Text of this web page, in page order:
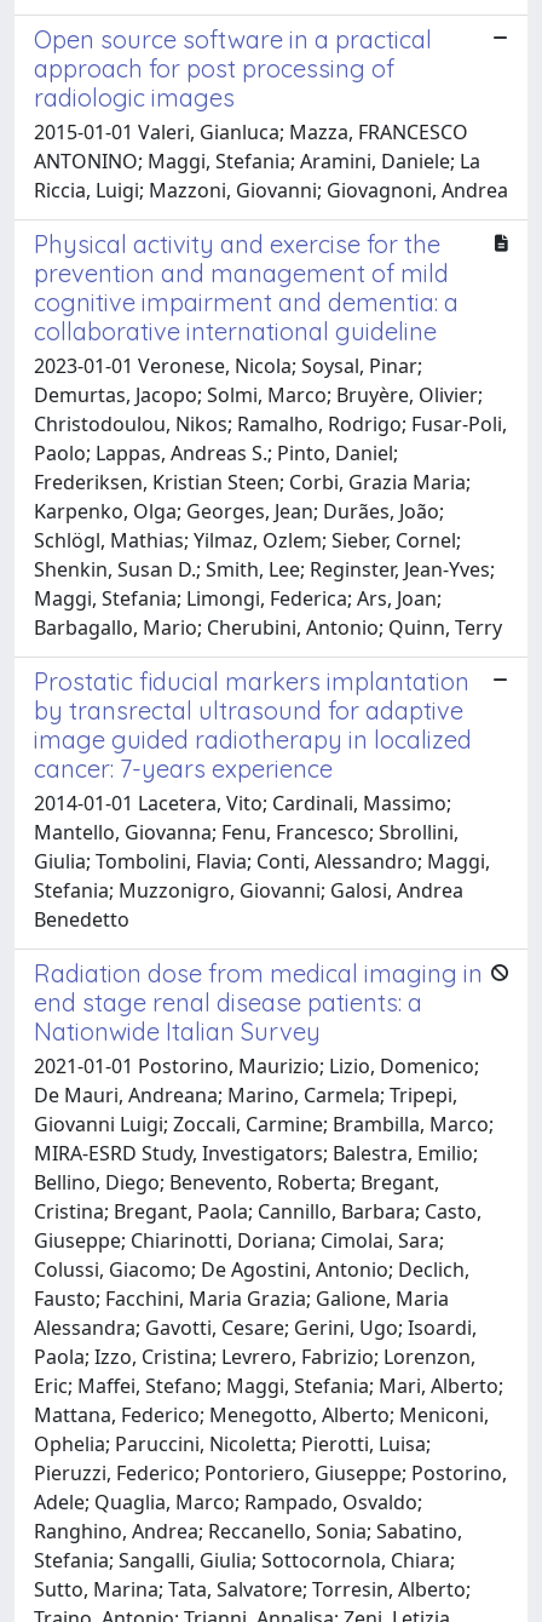
Open source software in a practical
approach for post processing of
radiologic images
2015-01-01 Valeri, Gianluca; Mazza, FRANCESCO
ANTONINO; Maggi, Stefania; Aramini, Daniele; La
Riccia, Luigi; Mazzoni, Giovanni; Giovagnoni, Andrea
Physical activity and exercise for the
prevention and management of mild
cognitive impairment and dementia: a
collaborative international guideline
2023-01-01 Veronese, Nicola; Soysal, Pinar;
Demurtas, Jacopo; Solmi, Marco; Bruyère, Olivier;
Christodoulou, Nikos; Ramalho, Rodrigo; Fusar-Poli,
Paolo; Lappas, Andreas S.; Pinto, Daniel;
Frederiksen, Kristian Steen; Corbi, Grazia Maria;
Karpenko, Olga; Georges, Jean; Durães, João;
Schlögl, Mathias; Yilmaz, Ozlem; Sieber, Cornel;
Shenkin, Susan D.; Smith, Lee; Reginster, Jean-Yves;
Maggi, Stefania; Limongi, Federica; Ars, Joan;
Barbagallo, Mario; Cherubini, Antonio; Quinn, Terry
Prostatic fiducial markers implantation
by transrectal ultrasound for adaptive
image guided radiotherapy in localized
cancer: 7-years experience
2014-01-01 Lacetera, Vito; Cardinali, Massimo;
Mantello, Giovanna; Fenu, Francesco; Sbrollini,
Giulia; Tombolini, Flavia; Conti, Alessandro; Maggi,
Stefania; Muzzonigro, Giovanni; Galosi, Andrea
Benedetto
Radiation dose from medical imaging in
end stage renal disease patients: a
Nationwide Italian Survey
2021-01-01 Postorino, Maurizio; Lizio, Domenico;
De Mauri, Andreana; Marino, Carmela; Tripepi,
Giovanni Luigi; Zoccali, Carmine; Brambilla, Marco;
MIRA-ESRD Study, Investigators; Balestra, Emilio;
Bellino, Diego; Benevento, Roberta; Bregant,
Cristina; Bregant, Paola; Cannillo, Barbara; Casto,
Giuseppe; Chiarinotti, Doriana; Cimolai, Sara;
Colussi, Giacomo; De Agostini, Antonio; Declich,
Fausto; Facchini, Maria Grazia; Galione, Maria
Alessandra; Gavotti, Cesare; Gerini, Ugo; Isoardi,
Paola; Izzo, Cristina; Levrero, Fabrizio; Lorenzon,
Eric; Maffei, Stefano; Maggi, Stefania; Mari, Alberto;
Mattana, Federico; Menegotto, Alberto; Meniconi,
Ophelia; Paruccini, Nicoletta; Pierotti, Luisa;
Pieruzzi, Federico; Pontoriero, Giuseppe; Postorino,
Adele; Quaglia, Marco; Rampado, Osvaldo;
Ranghino, Andrea; Reccanello, Sonia; Sabatino,
Stefania; Sangalli, Giulia; Sottocornola, Chiara;
Sutto, Marina; Tata, Salvatore; Torresin, Alberto;